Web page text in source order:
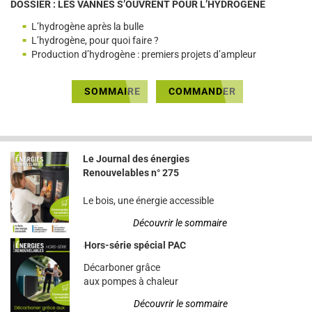
DOSSIER : LES VANNES S’OUVRENT POUR L’HYDROGÈNE
L’hydrogène après la bulle
L’hydrogène, pour quoi faire ?
Production d’hydrogène : premiers projets d’ampleur
SOMMAIRE COMMANDER
Le Journal des énergies
Renouvelables n° 275
Le bois, une énergie accessible
Découvrir le sommaire
Hors-série spécial PAC
Décarboner grâce
aux pompes à chaleur
Découvrir le sommaire